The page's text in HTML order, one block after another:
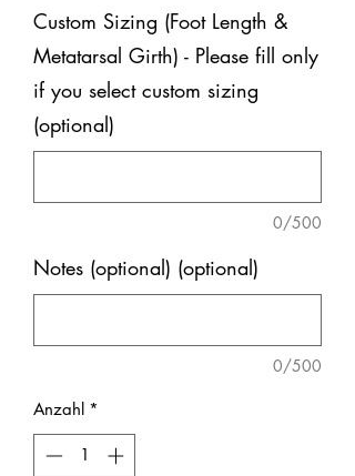
Custom Sizing (Foot Length &
Metatarsal Girth) - Please fill only
if you select custom sizing
(optional)
0/500
Notes (optional) (optional)
0/500
Anzahl *